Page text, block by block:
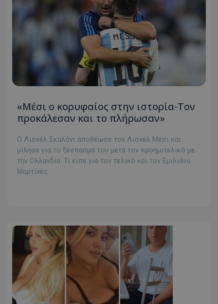
«Μέσι ο κορυφαίος στην ιστορία-Τον
προκάλεσαν και το πλήρωσαν»
Ο Λιονέλ Σκαλόνι αποθέωσε τον Λιονέλ Μέσι και
μίλησε για το ξέσπασμά του μετά τον προημιτελικό με
την Ολλανδία. Τι είπε για τον τελικό και τον Εμιλιάνο
Μαρτίνες.